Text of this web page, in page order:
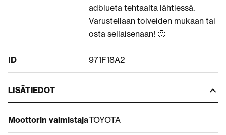
adblueta tehtaalta lähtiessä.
Varustellaan toiveiden mukaan tai
osta sellaisenaan! 🙂
ID 971F18A2
LISÄTIEDOT
Moottorin valmistajaTOYOTA